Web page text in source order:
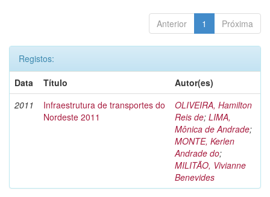
Anterior 1 Próxima
Registos:
Data
Título
Autor(es)
2011
Infraestrutura de transportes do
Nordeste 2011
OLIVEIRA, Hamilton
Reis de; LIMA,
Mônica de Andrade;
MONTE, Kerlen
Andrade do;
MILITÃO, Vivianne
Benevides